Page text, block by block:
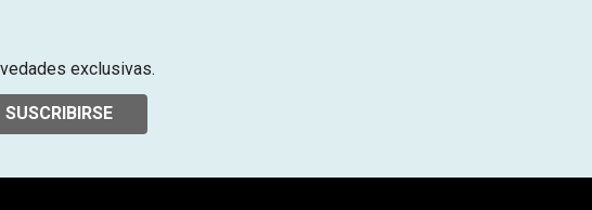
exclusivas.
SUSCRIBIRSE